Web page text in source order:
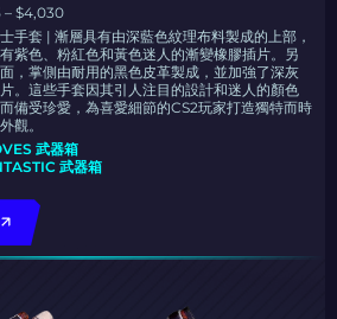
– $4,030
手套 | 漸層具有由深藍色紋理布料製成的上部，
紫色、粉紅色和黃色迷人的漸變橡膠插片。另
，掌側由耐用的黑色皮革製成，並加強了深灰
。這些手套因其引人注目的設計和迷人的顏色
備受珍愛，為喜愛細節的CS2玩家打造獨特而時
觀。
武器箱
武器箱